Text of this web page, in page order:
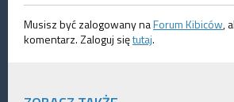
Musisz być zalogowany naForum Kibiców,
komentarz. Zaloguj siętutaj.